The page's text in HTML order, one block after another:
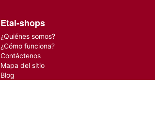
Etal-shops
¿Quiénes somos?
¿Cómo funciona?
Contáctenos
Mapa del sitio
Blog